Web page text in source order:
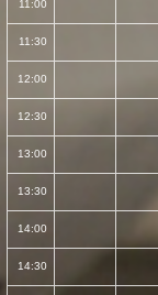
11:00
11:30
12:00
12:30
13:00
13:30
14:00
14:30